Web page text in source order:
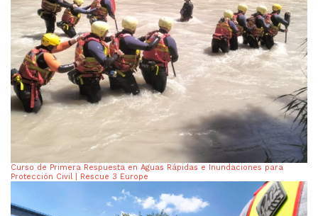
Curso de Primera Respuesta en Aguas Rápidas e Inundaciones para
Protección Civil | Rescue 3 Europe